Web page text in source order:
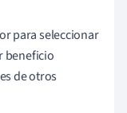
para seleccionar
beneficio
de otros